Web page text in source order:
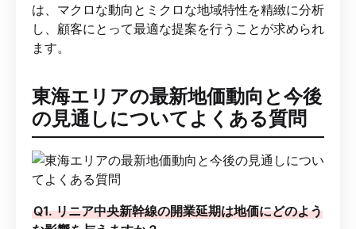
は、マクロな動向とミクロな地域特性を精緻に分析
し、顧客にとって最適な提案を行うことが求められ
ます。
東海エリアの最新地価動向と今後
の見通しについてよくある質問
Q1. リニア中央新幹線の開業延期は地価にどのよう